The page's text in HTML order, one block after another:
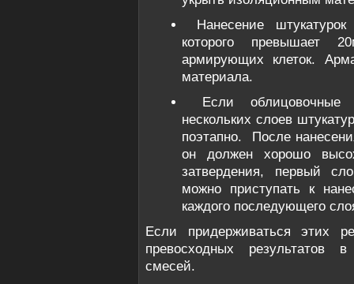
Нанесение
которого превышает
армирующих клеток.
материала.
Если облицовочные
нескольких слоев
поэтапно. После
он должен хорошо
затвердения, первый
можно приступать к
каждого последующего
Если придерживаться этих
превосходных результатов
смесей.